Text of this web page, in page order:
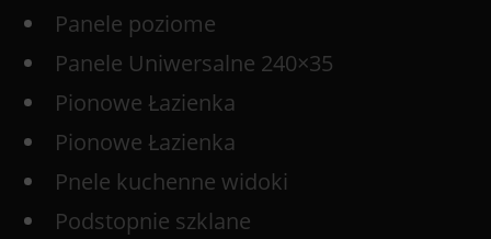
Panele poziome
Panele Uniwersalne 240×35
Pionowe Łazienka
Pionowe Łazienka
Pnele kuchenne widoki
Podstopnie szklane